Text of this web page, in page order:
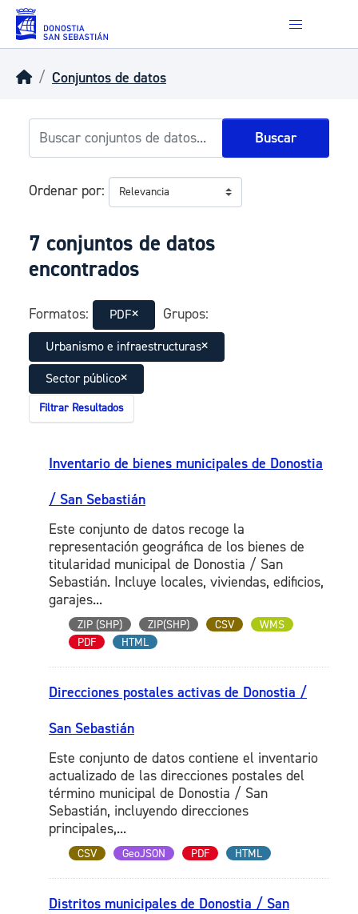
Skip to main content
Conjuntos de datos
Buscar
Ordenar por
7 conjuntos de datos
encontrados
Formatos: PDF Grupos:
Urbanismo e infraestructuras
Sector público
Filtrar Resultados
Inventario de bienes municipales de Donostia
/ San Sebastián
Este conjunto de datos recoge la
representación geográfica de los bienes de
titularidad municipal de Donostia / San
Sebastián. Incluye locales, viviendas, edificios,
garajes...
ZIP (SHP) ZIP(SHP) CSV
WMS
PDF
HTML
Direcciones postales activas de Donostia /
San Sebastián
Este conjunto de datos contiene el inventario
actualizado de las direcciones postales del
término municipal de Donostia / San
Sebastián, incluyendo direcciones
principales,...
CSV GeoJSON PDF HTML
Distritos municipales de Donostia / San